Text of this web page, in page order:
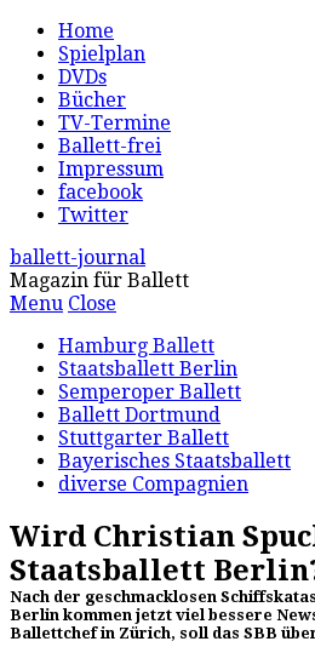
Home
Spielplan
DVDs
Bücher
TV-Termine
Ballett-frei
Impressum
facebook
Twitter
ballett-journal
Magazin für Ballett
Menu Close
Hamburg Ballett
Staatsballett Berlin
Semperoper Ballett
Ballett Dortmund
Stuttgarter Ballett
Bayerisches Staatsballett
diverse Compagnien
Wird Christian
Staatsballett
Nach der geschmacklosen
Berlin kommen jetzt viel bessere
Ballettchef in Zürich, soll das SBB